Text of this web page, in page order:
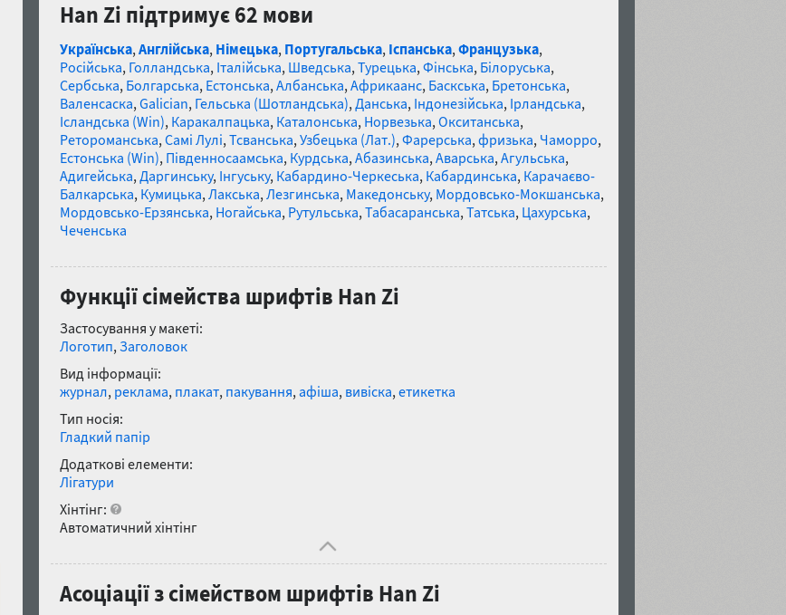
Han Zi підтримує 62 мови
Українська,Англійська, Німецька, Португальська, Іспанська,Французька,
Російська, Голландська, Італійська, Шведська,Турецька,Фінська, Білоруська,
Сербська, Болгарська, Естонська,Албанська,Африкаанс, Баскська, Бретонська,
Валенсаска,Galician, Гельська (Шотландська),Данська, Індонезійська, Ірландська,
Ісландська (Win), Каракалпацька, Каталонська, Норвезька,Окситанська,
Ретороманська,Самі Лулі,Тсванська,Узбецька (Лат.),Фарерська,фризька, Чаморро,
Естонська (Win), Південносаамська, Курдська,Абазинська,Аварська,Агульська,
Адигейська,Даргинську, Інгуську, Кабардино-Черкеська, Кабардинська, Карачаєво-
Балкарська, Кумицька,Лакська,Лезгинська, Македонську, Мордовсько-Мокшанська,
Мордовсько-Ерзянська, Ногайська, Рутульська,Табасаранська,Татська, Цахурська,
Чеченська
Функції сімейства шрифтів Han Zi
Застосування у макеті:
Логотип,Заголовок
Вид інформації:
журнал, реклама, плакат, пакування,афіша, вивіска,етикетка
Тип носія:
Гладкий папір
Додаткові елементи:
Лігатури
Хінтінг:
Автоматичний хінтінг
Асоціації з сімейством шрифтів Han Zi